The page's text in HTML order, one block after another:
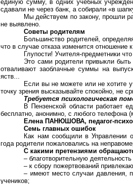
единую сумму, в одних учебных
сдавали не через банк, а собирали «в
Мы действуем по закону, прошли
не выявлено.
Советы родителям
Большинство родителей,
что в случае отказа изменится отношение
Глупости! Учителя-предметники
Это сами родители привыкли
отваливают заоблачные суммы на
яств...
Если вы не можете или не хотите
точку зрения высказывайте спокойно, не
Требуется психологическая
В Пензенской области работает
бесплатно, анонимно, с любого телефона
Елена ПАНЮШОВА, педагог-
Семь главных ошибок
Как нам сообщили в Управлении
года родители пожаловались на
С какими претензиями
– благотворительную
– к сбору пожертвований
– имеют место случаи давления,
учеников;